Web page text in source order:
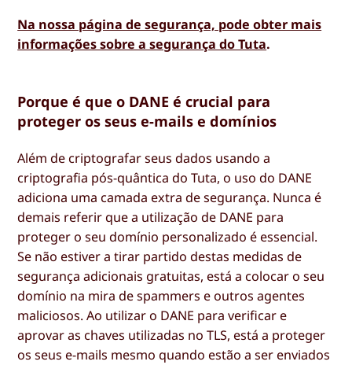
Na nossa página de segurança, pode obter mais
informações sobre a segurança do Tuta.
Porque é que o DANE é crucial para
proteger os seus e-mails e domínios
Além de criptografar seus dados usando a
criptografia pós-quântica do Tuta, o uso do DANE
adiciona uma camada extra de segurança. Nunca é
demais referir que a utilização de DANE para
proteger o seu domínio personalizado é essencial.
Se não estiver a tirar partido destas medidas de
segurança adicionais gratuitas, está a colocar o seu
domínio na mira de spammers e outros agentes
maliciosos. Ao utilizar o DANE para verificar e
aprovar as chaves utilizadas no TLS, está a proteger
os seus e-mails mesmo quando estão a ser enviados